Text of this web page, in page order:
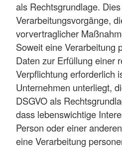
als Rechtsgrundlage.
Verarbeitungsvorgänge,
vorvertraglicher
Soweit eine Verarbeitung
Daten zur Erfüllung einer
Verpflichtung erforderlich
Unternehmen unterliegt,
DSGVO als
dass lebenswichtige
Person oder einer
eine Verarbeitung